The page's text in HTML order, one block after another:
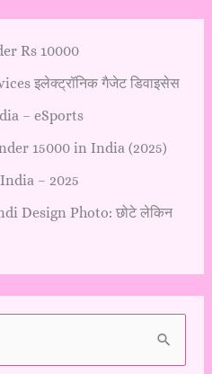
Rs 10000
इलेक्ट्रॉनिक गैजेट डिवाइसेस
– eSports
15000 in India (2025)
– 2025
Design Photo: छोटे लेकिन